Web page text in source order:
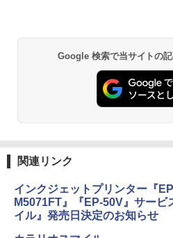
Google 検索で当サイトの
関連リンク
インクジェットプリンター『
M5071FT』『EP-50V』サービ
イル』発売日決定のお知らせ